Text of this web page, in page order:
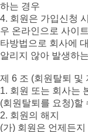
하는 경우
4. 회원은 가입신청
우 온라인으로 사이
타방법으로 회사에
알리지 않아 발생하
제 6 조 (회원탈퇴 및
1. 회원 또는 회사는
(회원탈퇴를 요청)할
2. 회원의 해지
(가) 회원은 언제든